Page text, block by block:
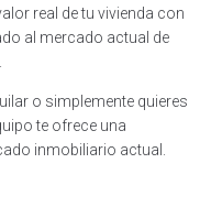
real de tu vivienda con
al mercado actual de
o simplemente quieres
te ofrece una
inmobiliario actual.